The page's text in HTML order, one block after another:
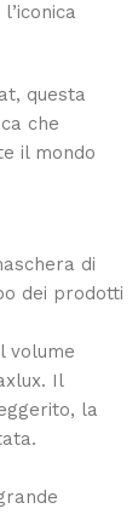
questa
che
il mondo
di
dei prodotti
volume
Il
la